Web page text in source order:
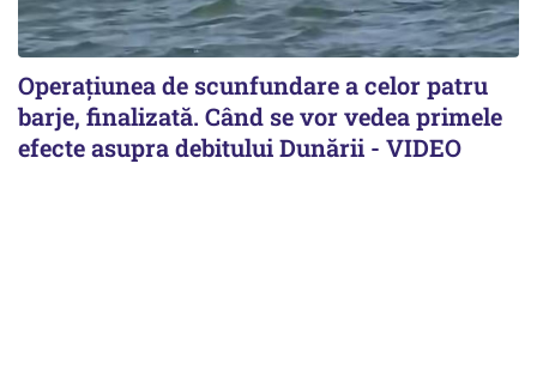
Operațiunea de scunfundare a celor patru
barje, finalizată. Când se vor vedea primele
efecte asupra debitului Dunării - VIDEO